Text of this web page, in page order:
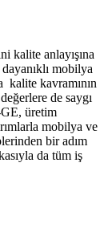
kalite anlayışına
mobilya
kalite kavramının
de saygı
üretim
mobilya ve
bir adım
da tüm iş